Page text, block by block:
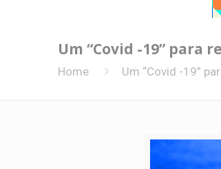
Um “Covid -19” para
Home Um “Covid -19”